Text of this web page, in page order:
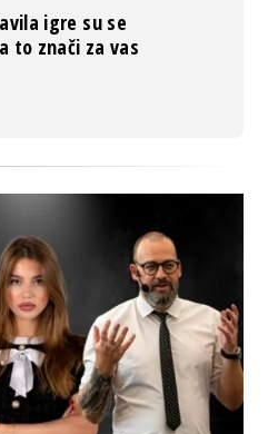
igre su se
to znači za vas